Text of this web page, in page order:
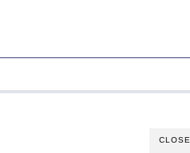
CLOSE